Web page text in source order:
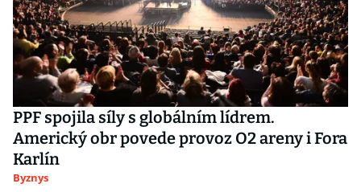
PPF spojila síly s globálním lídrem.
Americký obr povede provoz O2 areny i Fora
Karlín
Byznys